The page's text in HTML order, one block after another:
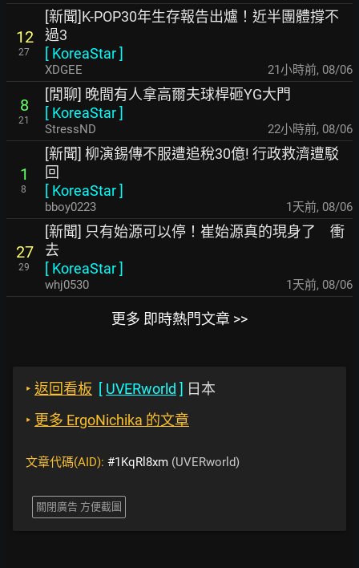
12
27
[新聞]K-POP30年生存報告出爐！近半團體撐不
過3
[ KoreaStar]
XDGEE 21小時前, 08/06
8
21
[閒聊] 晚間有人拿高爾夫球桿砸YG大門
[ KoreaStar]
StressND 22小時前, 08/06
1
8
[新聞] 柳演錫傳不服遭追稅30億! 行政救濟遭駁
回
[ KoreaStar]
bboy0223 1天前, 08/06
27
29
[新聞] 只有始源可以停！崔始源真的現身了 衝
去
[ KoreaStar]
whj0530 1天前, 08/06
更多 即時熱門文章 >>
‣ 返回看板 [ UVERworld ] 日本
‣ 更多 ErgoNichika 的文章
文章代碼(AID): #1KqRl8xm (UVERworld)
關閉廣告 方便截圖